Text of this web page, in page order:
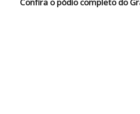
Confira o pódio completo do